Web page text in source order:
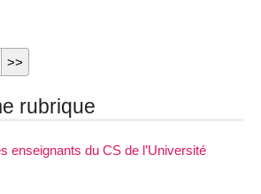
rubrique
enseignants du CS de l’Université